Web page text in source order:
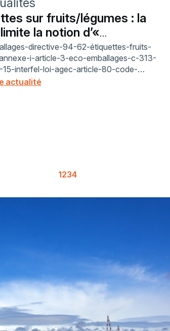
sur fruits/légumes : la
la notion d’«
»directive-94-62-étiquettes-fruits-
i-article-3-eco-emballages-c-313-
interfel-loi-agec-article-80-code-
r-543-73-décret-2020-1724-
actualité
1234